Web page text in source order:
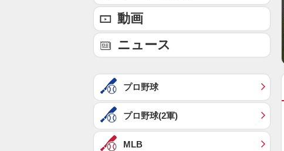
動画
ニュース
プロ野球
プロ野球(2軍)
MLB